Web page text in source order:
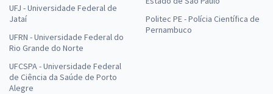
UFJ - Universidade Federal de
Jataí
UFRN - Universidade Federal do
Rio Grande do Norte
UFCSPA - Universidade Federal
de Ciência da Saúde de Porto
Alegre
Politec PE - Polícia Científica de
Pernambuco